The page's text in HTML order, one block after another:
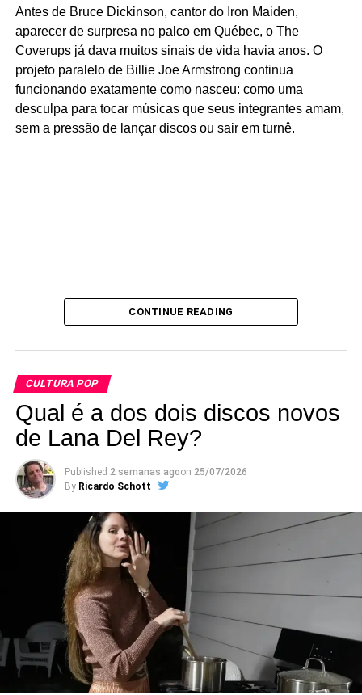
Ricardo Schott
Ricardo Schott é jornalista, radialista, editor e principal
colaborador do POP FANTASMA.
Antes de Bruce Dickinson, cantor do Iron Maiden,
aparecer de surpresa no palco em Québec, o The
Coverups já dava muitos sinais de vida havia anos. O
projeto paralelo de Billie Joe Armstrong continua
funcionando exatamente como nasceu: como uma
desculpa para tocar músicas que seus integrantes amam,
sem a pressão de lançar discos ou sair em turnê.
Criado em 2018, o grupo reúne integrantes e
colaboradores do Green Day em apresentações
pequenas, normalmente em clubes da Califórnia. A
formação original contava com Billie Joe Armstrong (voz e
guitarra), Mike Dirnt (baixo e voz), Jason White (guitarra),
Bill Schneider (baixo) e Chris Dugan (bateria) – Mike e
Jason são os únicos que fazem parte também do Green
Day, sendo que Jason atua como músico de turnê. Nos
últimos anos, porém, Dirnt deixou de participar dos
CONTINUE READING
CULTURA POP
Qual é a dos dois discos novos
de Lana Del Rey?
Published 2 semanas agoon 25/07/2026
By Ricardo Schott